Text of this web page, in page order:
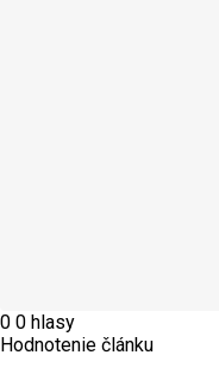
0 0 hlasy
Hodnotenie článku